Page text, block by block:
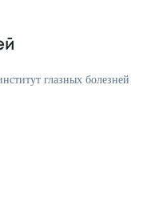
глазных болезней